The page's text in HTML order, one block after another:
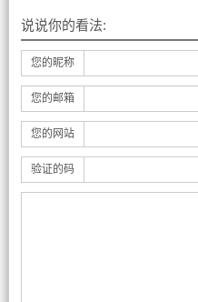
说说你的看法:
您的昵称
您的邮箱
您的网站
验证的码